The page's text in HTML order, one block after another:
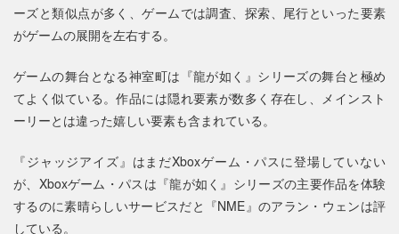
ーズと類似点が多く、ゲームでは調査、探索、尾行といった要素
がゲームの展開を左右する。
ゲームの舞台となる神室町は『龍が如く』シリーズの舞台と極め
てよく似ている。作品には隠れ要素が数多く存在し、メインスト
ーリーとは違った嬉しい要素も含まれている。
『ジャッジアイズ』はまだXboxゲーム・パスに登場していない
が、Xboxゲーム・パスは『龍が如く』シリーズの主要作品を体験
するのに素晴らしいサービスだと『NME』のアラン・ウェンは評
している。